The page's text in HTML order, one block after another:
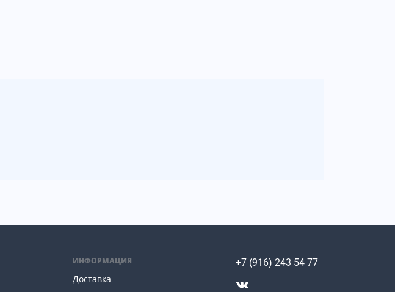
ИНФОРМАЦИЯ
Доставка
+7 (916) 243 54 77